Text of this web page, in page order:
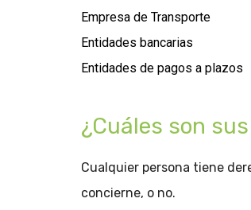
Empresa de Transporte
Entidades bancarias
Entidades de pagos a plazos
¿Cuáles son
Cualquier persona tiene
concierne, o no.